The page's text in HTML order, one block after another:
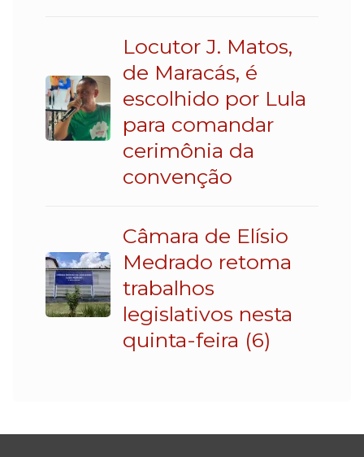
Locutor J. Matos,
de Maracás, é
escolhido por Lula
para comandar
cerimônia da
convenção
Câmara de Elísio
Medrado retoma
trabalhos
legislativos nesta
quinta-feira (6)